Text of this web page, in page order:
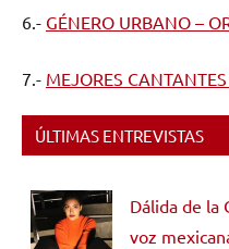
6.- GÉNERO URBANO –
7.- MEJORES
ÚLTIMAS ENTREVISTAS
Dálida de la
voz